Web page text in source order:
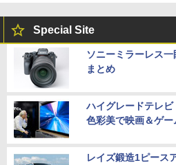
Special Site
ソニーミラーレス
まとめ
ハイグレードテレ
色彩美で映画＆ゲ
レイズ鍛造1ピース